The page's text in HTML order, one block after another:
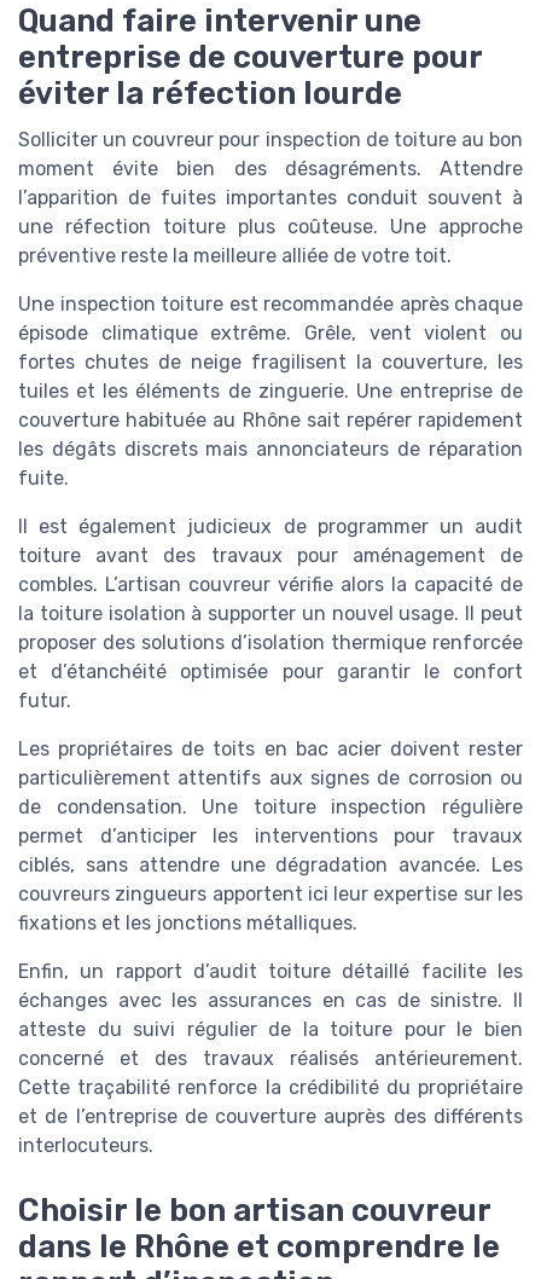
Quand faire intervenir une
entreprise de couverture pour
éviter la réfection lourde
Solliciter un couvreur pour inspection de toiture au bon
moment évite bien des désagréments. Attendre
l’apparition de fuites importantes conduit souvent à
une réfection toiture plus coûteuse. Une approche
préventive reste la meilleure alliée de votre toit.
Une inspection toiture est recommandée après chaque
épisode climatique extrême. Grêle, vent violent ou
fortes chutes de neige fragilisent la couverture, les
tuiles et les éléments de zinguerie. Une entreprise de
couverture habituée au Rhône sait repérer rapidement
les dégâts discrets mais annonciateurs de réparation
fuite.
Il est également judicieux de programmer un audit
toiture avant des travaux pour aménagement de
combles. L’artisan couvreur vérifie alors la capacité de
la toiture isolation à supporter un nouvel usage. Il peut
proposer des solutions d’isolation thermique renforcée
et d’étanchéité optimisée pour garantir le confort
futur.
Les propriétaires de toits en bac acier doivent rester
particulièrement attentifs aux signes de corrosion ou
de condensation. Une toiture inspection régulière
permet d’anticiper les interventions pour travaux
ciblés, sans attendre une dégradation avancée. Les
couvreurs zingueurs apportent ici leur expertise sur les
fixations et les jonctions métalliques.
Enfin, un rapport d’audit toiture détaillé facilite les
échanges avec les assurances en cas de sinistre. Il
atteste du suivi régulier de la toiture pour le bien
concerné et des travaux réalisés antérieurement.
Cette traçabilité renforce la crédibilité du propriétaire
et de l’entreprise de couverture auprès des différents
interlocuteurs.
Choisir le bon artisan couvreur
dans le Rhône et comprendre le